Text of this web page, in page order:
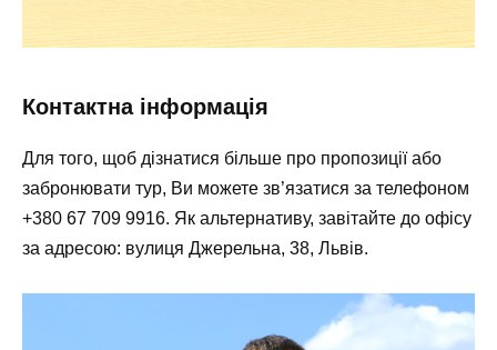
Контактна інформація
Для того, щоб дізнатися більше про пропозиції або
забронювати тур, Ви можете зв’язатися за телефоном
+380 67 709 9916. Як альтернативу, завітайте до офісу
за адресою: вулиця Джерельна, 38, Львів.